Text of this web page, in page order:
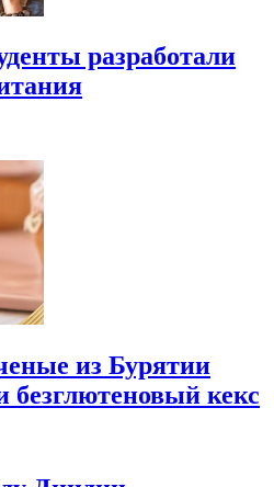
разработали
из Бурятии
безглютеновый кекс